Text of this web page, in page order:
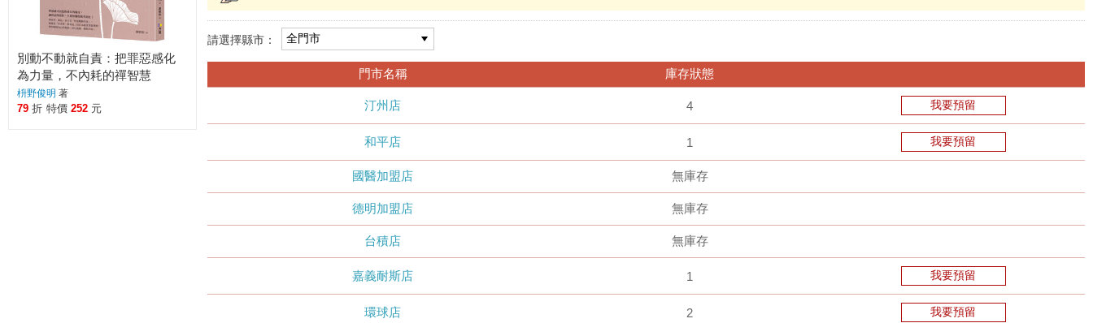
請選擇縣市：
門市名稱 庫存狀態
汀州店 4 我要預留
和平店 1 我要預留
國醫加盟店 無庫存
德明加盟店 無庫存
台積店 無庫存
嘉義耐斯店 1 我要預留
環球店 2 我要預留
別動不動就自責：把罪惡感化
為力量，不內耗的禪智慧
枡野俊明 著
79 折 特價 252 元